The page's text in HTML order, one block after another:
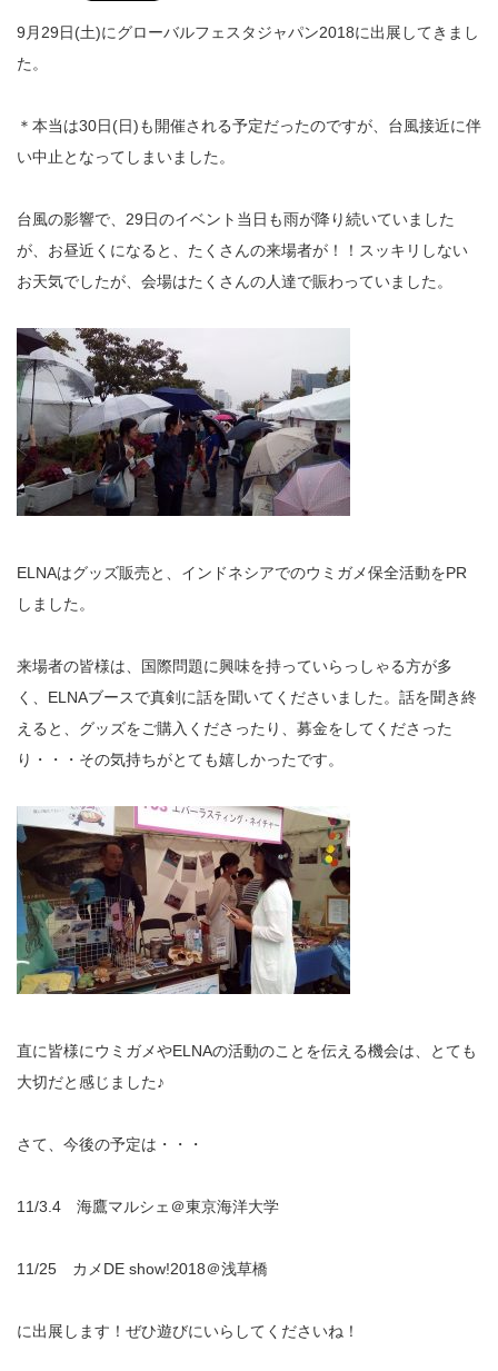
9月29日(土)にグローバルフェスタジャパン2018に出展してきまし
た。
＊本当は30日(日)も開催される予定だったのですが、台風接近に伴
い中止となってしまいました。
台風の影響で、29日のイベント当日も雨が降り続いていました
が、お昼近くになると、たくさんの来場者が！！スッキリしない
お天気でしたが、会場はたくさんの人達で賑わっていました。
ELNAはグッズ販売と、インドネシアでのウミガメ保全活動をPR
しました。
来場者の皆様は、国際問題に興味を持っていらっしゃる方が多
く、ELNAブースで真剣に話を聞いてくださいました。話を聞き終
えると、グッズをご購入くださったり、募金をしてくださった
り・・・その気持ちがとても嬉しかったです。
直に皆様にウミガメやELNAの活動のことを伝える機会は、とても
大切だと感じました♪
さて、今後の予定は・・・
11/3.4 海鷹マルシェ＠東京海洋大学
11/25 カメDE show!2018＠浅草橋
に出展します！ぜひ遊びにいらしてくださいね！